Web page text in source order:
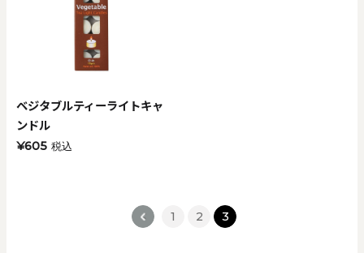
ベジタブルティーライトキャ
ンドル
¥605 税込
< 1 2 3